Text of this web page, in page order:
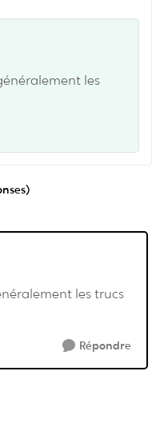
les
les trucs
Répondre